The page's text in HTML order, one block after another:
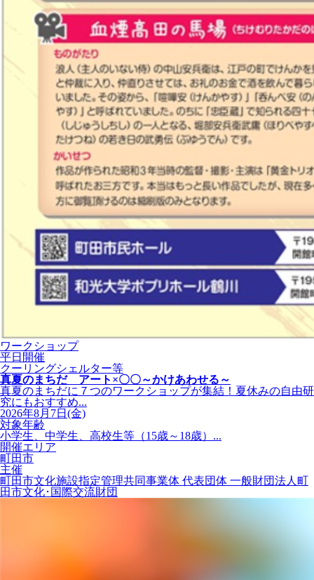
ワークショップ
平日開催
クーリングシェルター等
真夏のまちだ アート×〇〇～かけあわせる～
真夏のまちだに７つのワークショップが集結！夏休みの自由研
究にもおすすめ...
2026年8月7日(金)
対象年齢
小学生、中学生、高校生等（15歳～18歳）...
開催エリア
町田市
主催
町田市文化施設指定管理共同事業体 代表団体 一般財団法人町
田市文化･国際交流財団